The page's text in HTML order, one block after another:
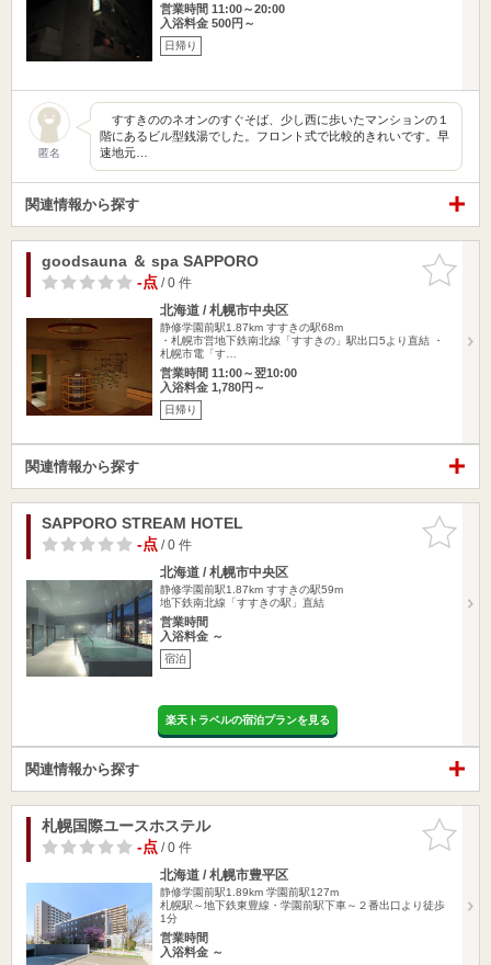
営業時間 11:00～20:00
入浴料金 500円～
日帰り
匿名
すすきののネオンのすぐそば、少し西に歩いたマンションの１
階にあるビル型銭湯でした。フロント式で比較的きれいです。早
速地元…
関連情報から探す
お気に入
りに追加
goodsauna ＆ spa SAPPORO
-点/ 0 件
北海道 / 札幌市中央区
静修学園前駅1.87km すすきの駅68m
・札幌市営地下鉄南北線「すすきの」駅出口5より直結 ・
札幌市電「す…
営業時間 11:00～翌10:00
入浴料金 1,780円～
日帰り
関連情報から探す
お気に入
りに追加
SAPPORO STREAM HOTEL
-点/ 0 件
北海道 / 札幌市中央区
静修学園前駅1.87km すすきの駅59m
地下鉄南北線「すすきの駅」直結
営業時間
入浴料金 ～
宿泊
楽天トラベルの宿泊プランを見る
関連情報から探す
お気に入
りに追加
札幌国際ユースホステル
-点/ 0 件
北海道 / 札幌市豊平区
静修学園前駅1.89km 学園前駅127m
札幌駅～地下鉄東豊線・学園前駅下車～２番出口より徒歩
1分
営業時間
入浴料金 ～